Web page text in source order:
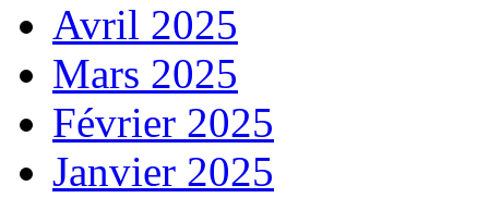
Avril 2025
Mars 2025
Février 2025
Janvier 2025